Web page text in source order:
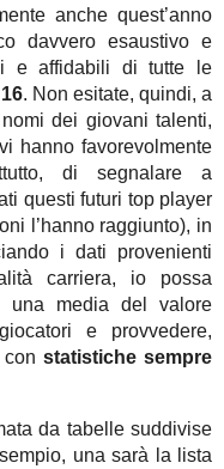
anche quest’anno
davvero esaustivo e
e affidabili di tutte le
. Non esitate, quindi, a
dei giovani talenti,
hanno favorevolmente
di segnalare a
questi futuri top player
l’hanno raggiunto), in
i dati provenienti
carriera, io possa
una media del valore
e provvedere,
constatistiche sempre
da tabelle suddivise
una sarà la lista